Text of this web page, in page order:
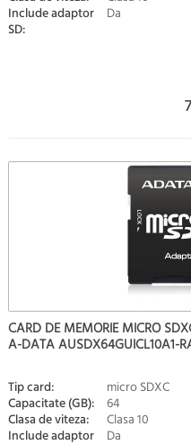
Include adaptor
SD:
Da
CARD DE MEMORIE MICRO
A-DATA AUSDX64GUICL10A1-
Tip card: micro SDXC
Capacitate (GB): 64
Clasa de viteza: Clasa 10
Include adaptor Da